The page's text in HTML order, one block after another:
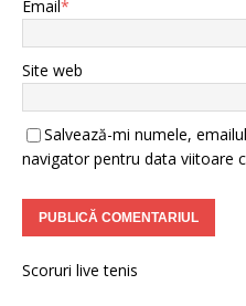
Email*
Site web
Salvează-mi numele,
navigator pentru data viitoare
Scoruri live tenis